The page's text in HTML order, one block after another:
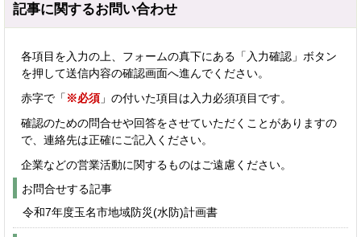
記事に関するお問い合わせ
各項目を入力の上、フォームの真下にある「入力確認」ボタン
を押して送信内容の確認画面へ進んでください。
赤字で「 ※必須 」の付いた項目は入力必須項目です。
確認のための問合せや回答をさせていただくことがありますの
で、連絡先は正確にご記入ください。
企業などの営業活動に関するものはご遠慮ください。
お問合せする記事
令和7年度玉名市地域防災(水防)計画書